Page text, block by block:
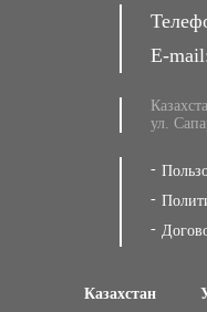
E-
ул.
Казахстан